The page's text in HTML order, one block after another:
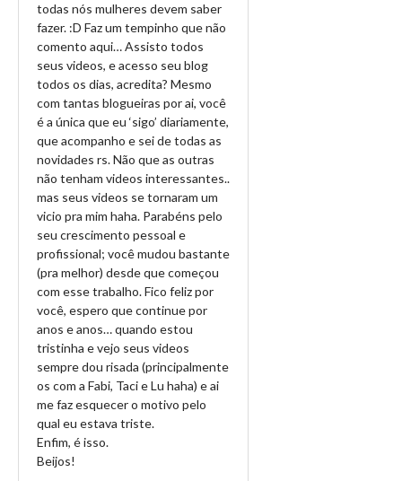
todas nós mulheres devem saber
fazer. :D Faz um tempinho que não
comento aqui… Assisto todos
seus videos, e acesso seu blog
todos os dias, acredita? Mesmo
com tantas blogueiras por ai, você
é a única que eu ‘sigo’ diariamente,
que acompanho e sei de todas as
novidades rs. Não que as outras
não tenham videos interessantes..
mas seus videos se tornaram um
vicio pra mim haha. Parabéns pelo
seu crescimento pessoal e
profissional; você mudou bastante
(pra melhor) desde que começou
com esse trabalho. Fico feliz por
você, espero que continue por
anos e anos… quando estou
tristinha e vejo seus videos
sempre dou risada (principalmente
os com a Fabi, Taci e Lu haha) e ai
me faz esquecer o motivo pelo
qual eu estava triste.
Enfim, é isso.
Beijos!